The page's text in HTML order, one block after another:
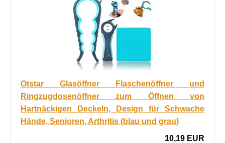
Otstar Glasöffner Flaschenöffner und
Ringzugdosenöffner zum Öffnen von
Hartnäckigen Deckeln, Design für Schwache
Hände, Senioren, Arthritis (blau und grau)
10,19 EUR